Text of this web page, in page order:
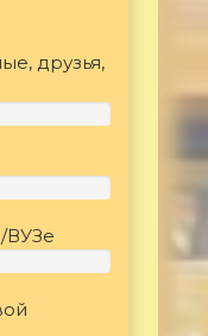
друзья,
ВУЗе